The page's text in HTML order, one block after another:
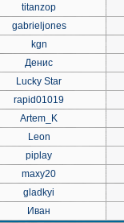
titanzop
gabrieljones
kgn
Денис
Lucky Star
rapid01019
Artem_K
Leon
piplay
maxy20
gladkyi
Иван